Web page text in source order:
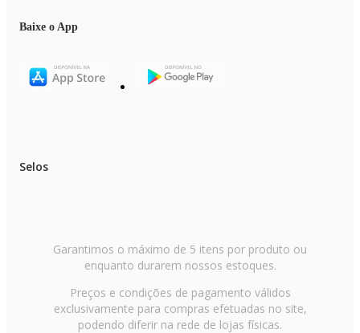
Baixe o App
Selos
Garantimos o máximo de 5 itens por produto ou
enquanto durarem nossos estoques.
Preços e condições de pagamento válidos
exclusivamente para compras efetuadas no site,
podendo diferir na rede de lojas físicas.